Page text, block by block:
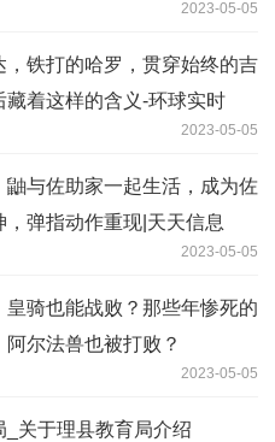
2023-05-05
，铁打的哈罗，贯穿始终的吉
藏着这样的含义-环球实时
2023-05-05
鼬与佐助家一起生活，成为佐
，弹指动作重现|天天信息
2023-05-05
皇骑也能战败？那些年惨死的
阿尔法兽也被打败？
2023-05-05
_关于理县教育局介绍